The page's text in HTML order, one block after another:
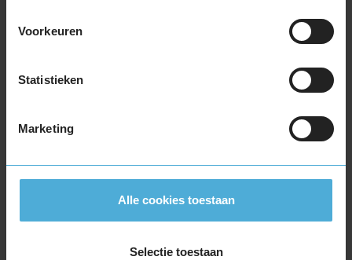
Voorkeuren
Statistieken
Marketing
Alle cookies toestaan
Selectie toestaan
bandenmaat omvang (inch)
Per band € 40,-